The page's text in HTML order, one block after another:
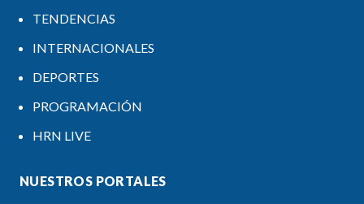
TENDENCIAS
INTERNACIONALES
DEPORTES
PROGRAMACIÓN
HRN LIVE
NUESTROS PORTALES